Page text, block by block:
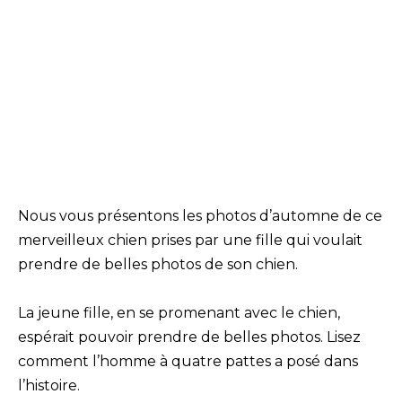
Nous vous présentons les photos d’automne de ce
merveilleux chien prises par une fille qui voulait
prendre de belles photos de son chien.
La jeune fille, en se promenant avec le chien,
espérait pouvoir prendre de belles photos. Lisez
comment l’homme à quatre pattes a posé dans
l’histoire.